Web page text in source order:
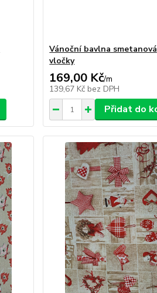
Vánoční bavlna
vločky
169,00 Kč/m
139,67 Kč bez DPH
Přidat do